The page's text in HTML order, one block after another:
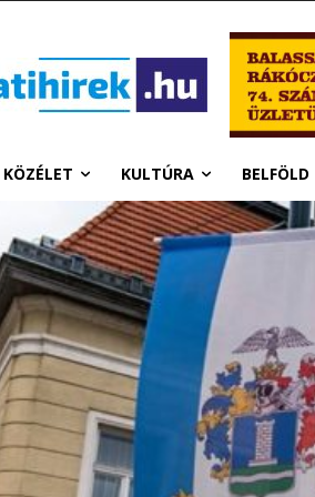
KÖZÉLET KULTÚRA BELFÖLD